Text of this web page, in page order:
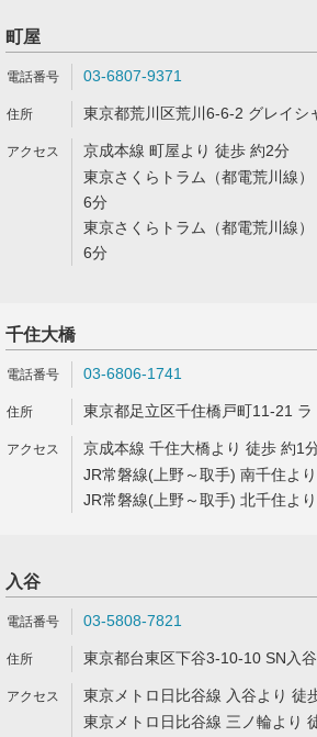
町屋
03-6807-9371
東京都荒川区荒川6-6-2 グレイシ
京成本線 町屋より 徒歩 約2分
東京さくらトラム（都電荒川線
6分
東京さくらトラム（都電荒川線
6分
千住大橋
03-6806-1741
東京都足立区千住橋戸町11-21 ラ
京成本線 千住大橋より 徒歩 約1
JR常磐線(上野～取手) 南千住よ
JR常磐線(上野～取手) 北千住よ
入谷
03-5808-7821
東京都台東区下谷3-10-10 SN入
東京メトロ日比谷線 入谷より 徒
東京メトロ日比谷線 三ノ輪より